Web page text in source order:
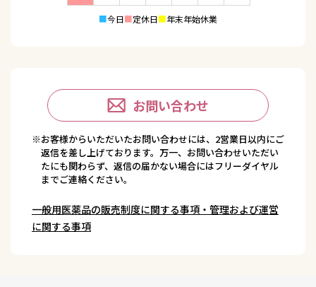
■今日■定休日■年末年始休業
お問い合わせ
※お客様からいただいたお問い合わせには、2営業日以内にご
返信を差し上げております。万一、お問い合わせいただい
たにも関わらず、返信の届かない場合にはフリーダイヤル
までご連絡ください。
一般用医薬品の販売制度に関する事項・管理および運営
に関する事項